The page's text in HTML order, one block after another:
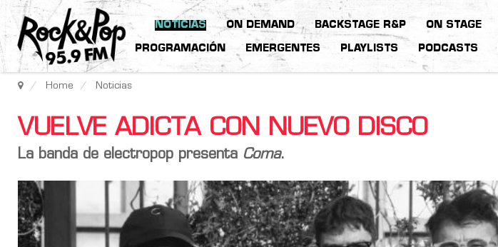
NOTICIAS ON DEMAND BACKSTAGE R&P ON STAGE
PROGRAMACIÓN EMERGENTES PLAYLISTS PODCASTS
Home Noticias
VUELVE ADICTA CON NUEVO DISCO
La banda de electropop presenta Coma.